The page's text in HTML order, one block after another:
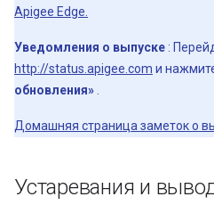
Apigee Edge.
Уведомления о выпуске :
http://status.apigee.com и
обновления»
Домашняя страница заметок о
Устаревания и